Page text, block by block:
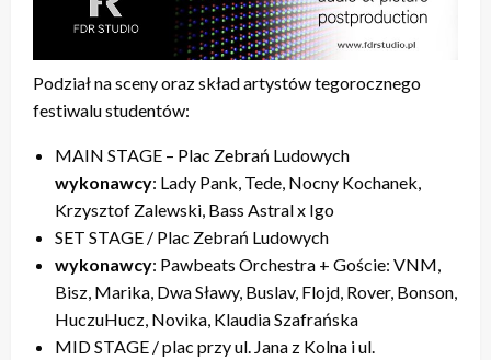
Podział na sceny oraz skład artystów tegorocznego
festiwalu studentów:
MAIN STAGE – Plac Zebrań Ludowych
wykonawcy: Lady Pank, Tede, Nocny Kochanek,
Krzysztof Zalewski, Bass Astral x Igo
SET STAGE / Plac Zebrań Ludowych
wykonawcy: Pawbeats Orchestra + Goście: VNM,
Bisz, Marika, Dwa Sławy, Buslav, Flojd, Rover, Bonson,
HuczuHucz, Novika, Klaudia Szafrańska
MID STAGE / plac przy ul. Jana z Kolna i ul.